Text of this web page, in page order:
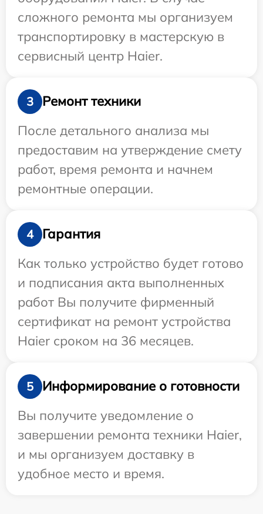
сложного ремонта мы организуем
транспортировку в мастерскую в
сервисный центр Haier.
3
Ремонт техники
После детального анализа мы
предоставим на утверждение смету
работ, время ремонта и начнем
ремонтные операции.
4
Гарантия
Как только устройство будет готово
и подписания акта выполненных
работ Вы получите фирменный
сертификат на ремонт устройства
Haier сроком на 36 месяцев.
5
Информирование о готовности
Вы получите уведомление о
завершении ремонта техники Haier,
и мы организуем доставку в
удобное место и время.